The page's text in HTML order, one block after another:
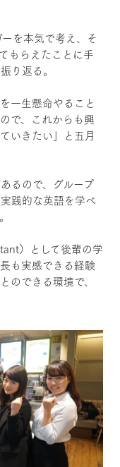
を本気で考え、そ
もらえたことに手
り返る。
一生懸命やること
で、これからも興
いきたい」と五月
るので、グループ
践的な英語を学べ
）として後輩の学
も実感できる経験
のできる環境で、